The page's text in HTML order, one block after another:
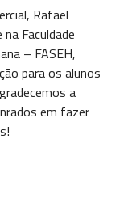
Rafael
Faculdade
– FASEH,
para os alunos
a
em fazer